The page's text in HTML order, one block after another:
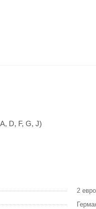
D, F, G, J)
2 евро